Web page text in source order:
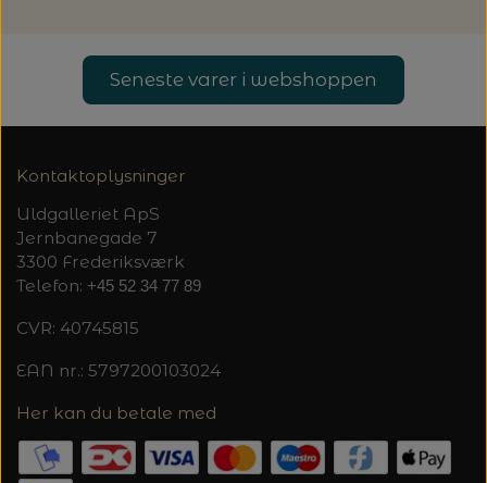
Seneste varer i webshoppen
Kontaktoplysninger
Uldgalleriet ApS
Jernbanegade 7
3300 Frederiksværk
Telefon: +45 52 34 77 89
CVR: 40745815
EAN nr.: 5797200103024
Her kan du betale med